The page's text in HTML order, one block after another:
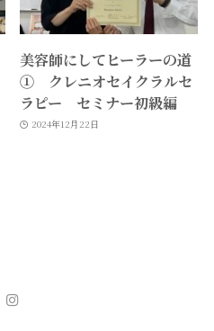
美容師にしてヒーラーの道
① クレニオセイクラルセ
ラピー セミナー初級編
2024年12月22日